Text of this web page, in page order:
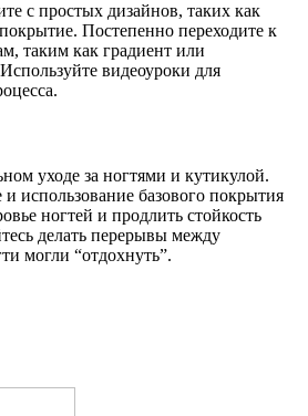
с простых дизайнов, таких как
Постепенно переходите к
таким как градиент или
видеоуроки для
уходе за ногтями и кутикулой.
использование базового покрытия
ногтей и продлить стойкость
делать перерывы между
могли “отдохнуть”.